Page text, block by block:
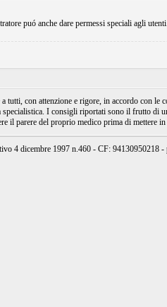
puó anche dare permessi speciali agli
con attenzione e rigore, in accordo con le
I consigli riportati sono il frutto di
il parere del proprio medico prima di mettere
4 dicembre 1997 n.460 - CF: 94130950218